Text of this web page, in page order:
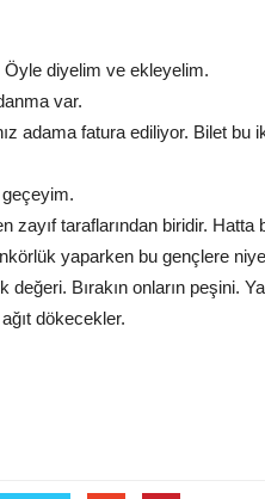
Öyle diyelim ve ekleyelim.
var.
adama fatura ediliyor. Bilet bu
taraflarından biridir. Hatta
yaparken bu gençlere
Bırakın onların peşini.
dökecekler.